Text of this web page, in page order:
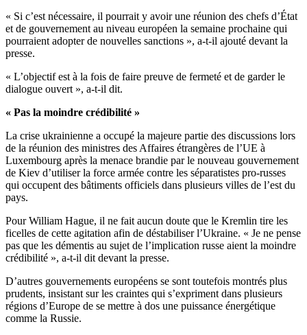
« Si c’est nécessaire, il pourrait y avoir une réunion des chefs d’État
et de gouvernement au niveau européen la semaine prochaine qui
pourraient adopter de nouvelles sanctions », a-t-il ajouté devant la
presse.
« L’objectif est à la fois de faire preuve de fermeté et de garder le
dialogue ouvert », a-t-il dit.
« Pas la moindre crédibilité »
La crise ukrainienne a occupé la majeure partie des discussions lors
de la réunion des ministres des Affaires étrangères de l’UE à
Luxembourg après la menace brandie par le nouveau gouvernement
de Kiev d’utiliser la force armée contre les séparatistes pro-russes
qui occupent des bâtiments officiels dans plusieurs villes de l’est du
pays.
Pour William Hague, il ne fait aucun doute que le Kremlin tire les
ficelles de cette agitation afin de déstabiliser l’Ukraine. « Je ne pense
pas que les démentis au sujet de l’implication russe aient la moindre
crédibilité », a-t-il dit devant la presse.
D’autres gouvernements européens se sont toutefois montrés plus
prudents, insistant sur les craintes qui s’expriment dans plusieurs
régions d’Europe de se mettre à dos une puissance énergétique
comme la Russie.